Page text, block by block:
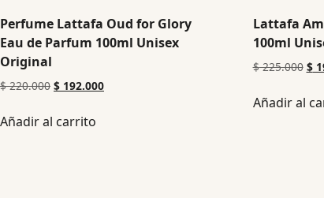
Perfume Lattafa Oud for Glory
Eau de Parfum 100ml Unisex
Original
$220.000 $ 192.000
Añadir al carrito
Lattafa
100ml
$225.000 $
Añadir al